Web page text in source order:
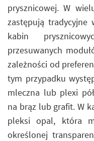
prysznicowej. W
zastępują tradycyjne
kabin
przesuwanych
zależności od
tym przypadku
mleczna lub plexi
na brąz lub grafit. W
pleksi opal, która
określonej